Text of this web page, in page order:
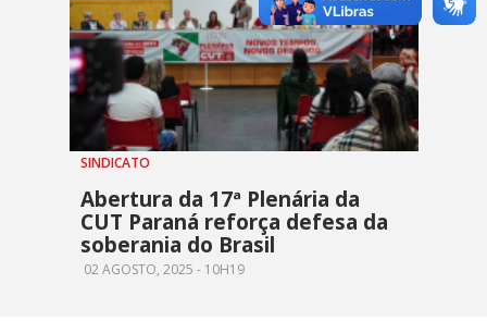
SINDICATO
Abertura da 17ª Plenária da
CUT Paraná reforça defesa da
soberania do Brasil
02 AGOSTO, 2025 - 10H19